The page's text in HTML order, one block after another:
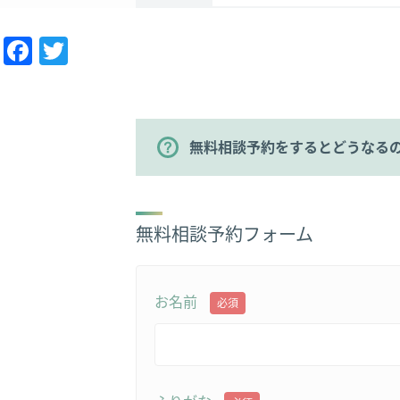
Facebook
無料相談予約をするとどうなる
無料相談予約フォーム
お名前 必須